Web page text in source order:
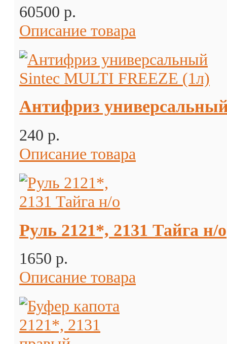
60500 p.
Описание товара
Антифриз
240 p.
Описание товара
Руль 2121*, 2131 Тайга н/о
1650 p.
Описание товара